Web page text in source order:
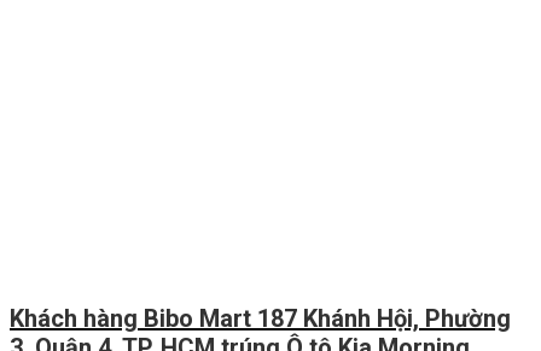
Khách hàng Bibo Mart 187 Khánh Hội, Phường